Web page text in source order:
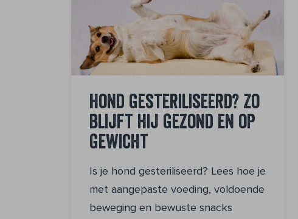
Hond gesteriliseerd? Zo
blijft hij gezond en op
gewicht
Is je hond gesteriliseerd? Lees hoe je
met aangepaste voeding, voldoende
beweging en bewuste snacks